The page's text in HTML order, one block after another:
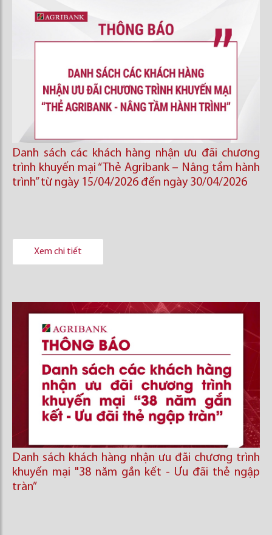
Danh sách các khách hàng nhận ưu đãi chương
trình khuyến mại “Thẻ Agribank – Nâng tầm hành
trình” từ ngày 15/04/2026 đến ngày 30/04/2026
Xem chi tiết
Danh sách khách hàng nhận ưu đãi chương trình
khuyến mại "38 năm gắn kết - Ưu đãi thẻ ngập
tràn”